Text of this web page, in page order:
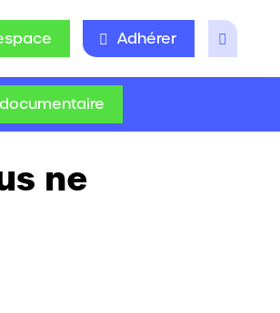
Adhérer
ne